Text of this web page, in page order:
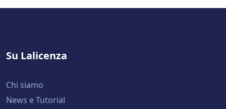
Su Lalicenza
Chi siamo
News e Tutorial